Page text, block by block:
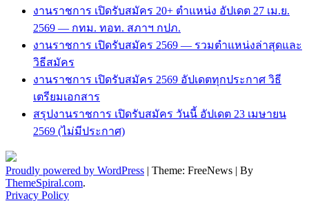
งานราชการ เปิดรับสมัคร 20+ ตำแหน่ง อัปเดต 27 เม.ย.
2569 — กทม. ทอท. สภาฯ กปภ.
งานราชการ เปิดรับสมัคร 2569 — รวมตำแหน่งล่าสุดและ
วิธีสมัคร
งานราชการ เปิดรับสมัคร 2569 อัปเดตทุกประกาศ วิธี
เตรียมเอกสาร
สรุปงานราชการ เปิดรับสมัคร วันนี้ อัปเดต 23 เมษายน
2569 (ไม่มีประกาศ)
Proudly powered by WordPress | Theme: FreeNews | By
ThemeSpiral.com.
Privacy Policy